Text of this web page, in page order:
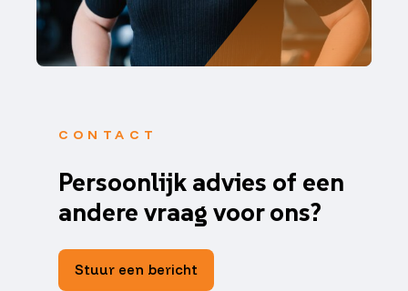
CONTACT
Persoonlijk advies of een
andere vraag voor ons?
Stuur een bericht